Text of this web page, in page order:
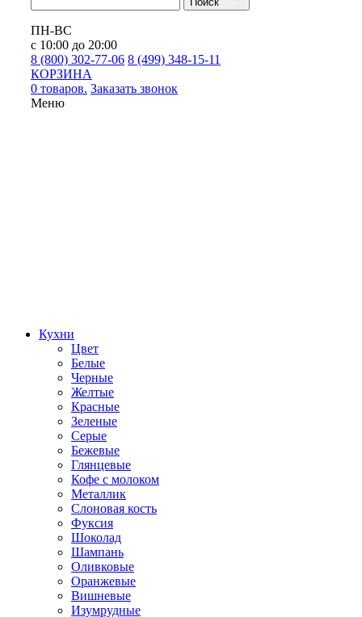
ПН-ВС
с 10:00 до 20:00
8 (800) 302-77-06 8 (499) 348-15-11
КОРЗИНА
0 товаров. Заказать звонок
Меню
Кухни
Цвет
Белые
Черные
Желтые
Красные
Зеленые
Серые
Бежевые
Глянцевые
Кофе с молоком
Металлик
Слоновая кость
Фуксия
Шоколад
Шампань
Оливковые
Оранжевые
Вишневые
Изумрудные